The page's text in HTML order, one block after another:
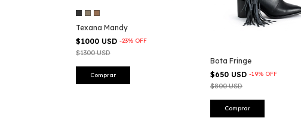
Texana Mandy
$1000 USD -23% OFF
$1300 USD
Comprar
Bota Fringe
$650 USD -19% OFF
$800 USD
Comprar